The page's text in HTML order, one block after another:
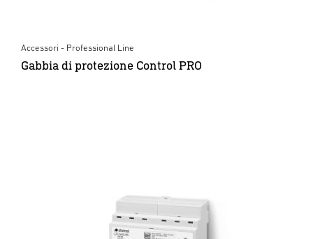
Accessori - Professional Line
Gabbia di protezione Control PRO